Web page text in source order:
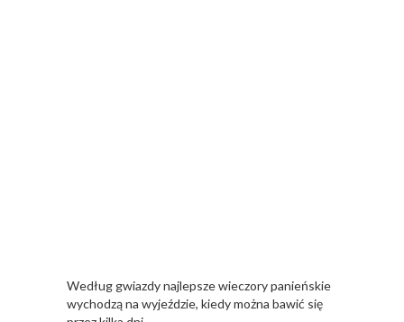
Według gwiazdy najlepsze wieczory panieńskie
wychodzą na wyjeździe, kiedy można bawić się